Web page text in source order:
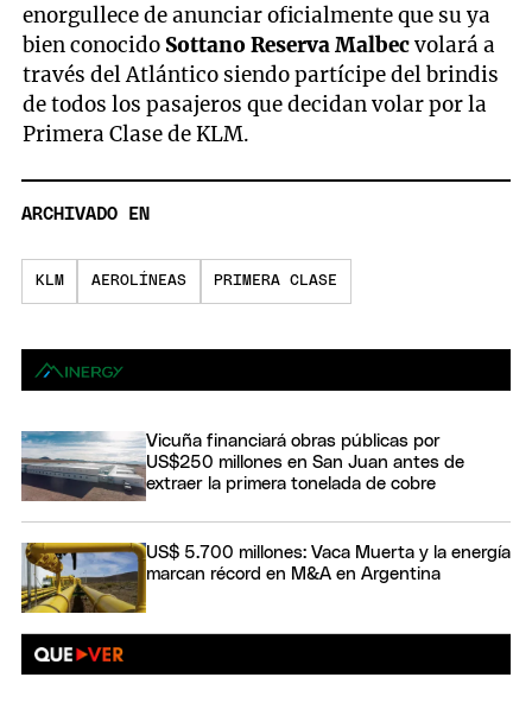
enorgullece de anunciar oficialmente que su ya
bien conocido Sottano Reserva Malbecvolará a
través del Atlántico siendo partícipe del brindis
de todos los pasajeros que decidan volar por la
Primera Clase de KLM.
ARCHIVADO EN
KLM AEROLÍNEAS PRIMERA CLASE
Vicuña financiará obras públicas por
US$250 millones en San Juan antes de
extraer la primera tonelada de cobre
US$ 5.700 millones: Vaca Muerta y la energía
marcan récord en M&A en Argentina